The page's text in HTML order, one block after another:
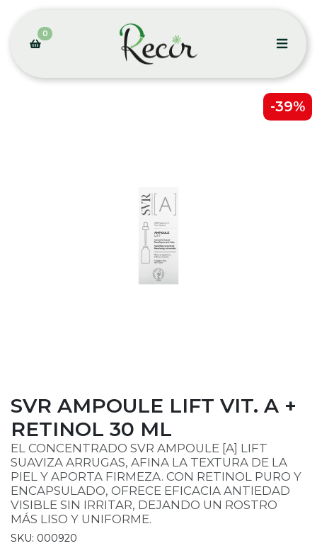
0
-39%
SVR AMPOULE LIFT VIT. A +
RETINOL 30 ML
EL CONCENTRADO SVR AMPOULE [A] LIFT
SUAVIZA ARRUGAS, AFINA LA TEXTURA DE LA
PIEL Y APORTA FIRMEZA. CON RETINOL PURO Y
ENCAPSULADO, OFRECE EFICACIA ANTIEDAD
VISIBLE SIN IRRITAR, DEJANDO UN ROSTRO
MÁS LISO Y UNIFORME.
SKU: 000920